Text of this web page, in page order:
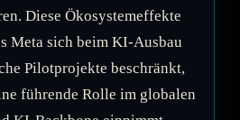
Diese Ökosystemeffekte
Meta sich beim KI-Ausbau
Pilotprojekte beschränkt,
führende Rolle im globalen